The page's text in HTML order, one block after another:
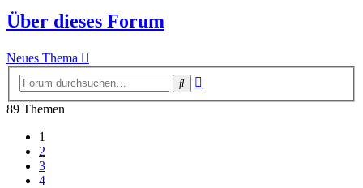
Über dieses Forum
Neues Thema
Suche
89 Themen
1
2
3
4